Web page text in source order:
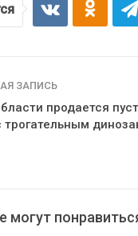
ЗАПИСЬ
продается
трогательным
могут